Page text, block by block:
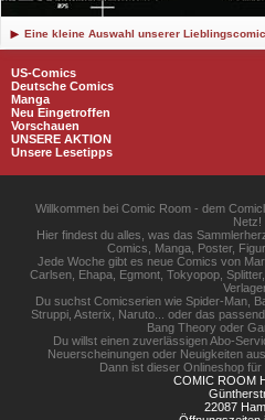
Eine kleine Auswahl unserer
US-Comics
Deutsche Comics
Manga
Neu Eingetroffen
Vorschauen
UNSERE AKTION
Unsere Lesetipps
Willkommen bei Comic Room - dem
Netz!
Hier findest du alles, was das
Comics, Manga, Poster,
Jede Woche gibt es neue Comics von
Carlsen, Ehapa, Egmont, Tokyopop,
Du suchst Comicserien wie Spider-Man,
Struppi, Asterix, Naruto... oder das
Bang Theory oder
Du willst einen zuverlässigen Abo-
Neuerscheinungen oder Neuigkeiten
Dann ist dieser Onlineshop
COMIC ROOM
22087